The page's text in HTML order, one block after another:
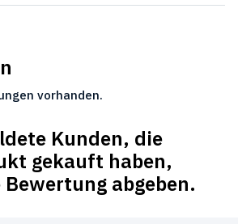
vorhanden.
Kunden, die
gekauft haben,
abgeben.